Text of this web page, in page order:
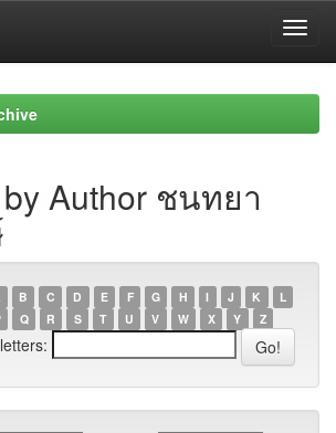
Author ชนทยา
B C D E F G H I J K
L
Q R S T U V W X Y Z